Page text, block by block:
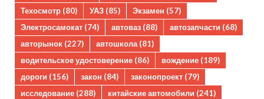
Техосмотр (80) УАЗ (85) Экзамен (57)
Электросамокат (74) автоваз (88) автозапчасти (68)
авторынок (227) автошкола(81)
водительское удостоверение (86) вождение (189)
дороги (156) закон (84) законопроект (79)
исследование (288) китайские автомобили (241)